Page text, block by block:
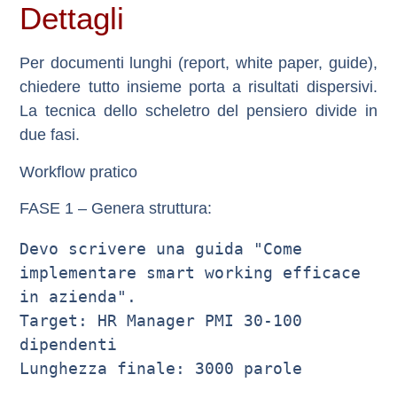
Dettagli
Per documenti lunghi (report, white paper, guide),
chiedere tutto insieme porta a risultati dispersivi.
La tecnica dello scheletro del pensiero divide in
due fasi.
Workflow pratico
FASE 1 – Genera struttura:
Devo scrivere una guida "Come
implementare smart working efficace
in azienda".
Target: HR Manager PMI 30-100
dipendenti
Lunghezza finale: 3000 parole